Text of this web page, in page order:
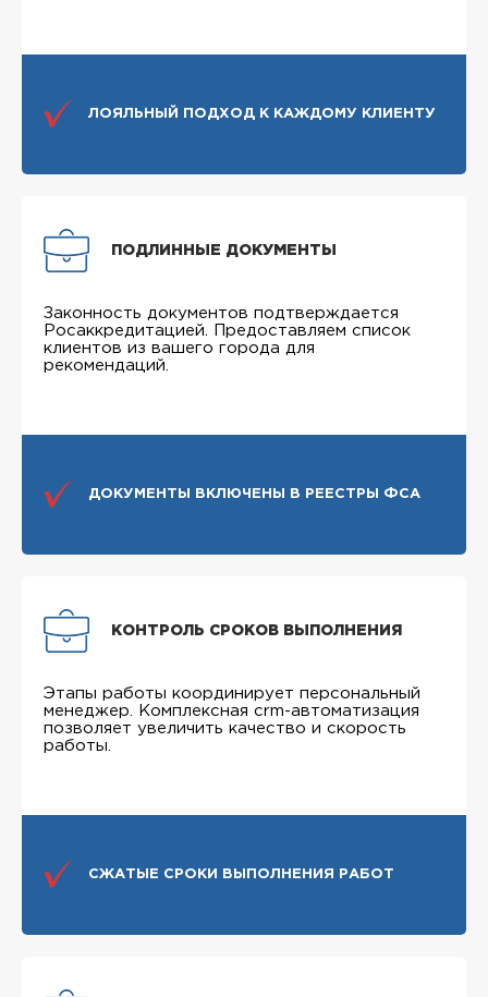
ЛОЯЛЬНЫЙ ПОДХОД К КАЖДОМУ КЛИЕНТУ
ПОДЛИННЫЕ ДОКУМЕНТЫ
Законность документов подтверждается
Росаккредитацией. Предоставляем список
клиентов из вашего города для
рекомендаций.
ДОКУМЕНТЫ ВКЛЮЧЕНЫ В РЕЕСТРЫ ФСА
КОНТРОЛЬ СРОКОВ ВЫПОЛНЕНИЯ
Этапы работы координирует персональный
менеджер. Комплексная crm-автоматизация
позволяет увеличить качество и скорость
работы.
СЖАТЫЕ СРОКИ ВЫПОЛНЕНИЯ РАБОТ